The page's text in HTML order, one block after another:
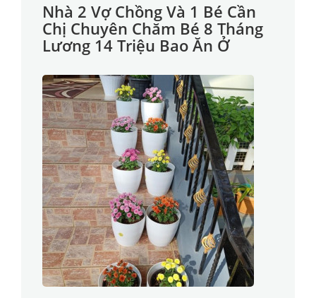
Nhà 2 Vợ Chồng Và 1 Bé Cần
Chị Chuyên Chăm Bé 8 Tháng
Lương 14 Triệu Bao Ăn Ở